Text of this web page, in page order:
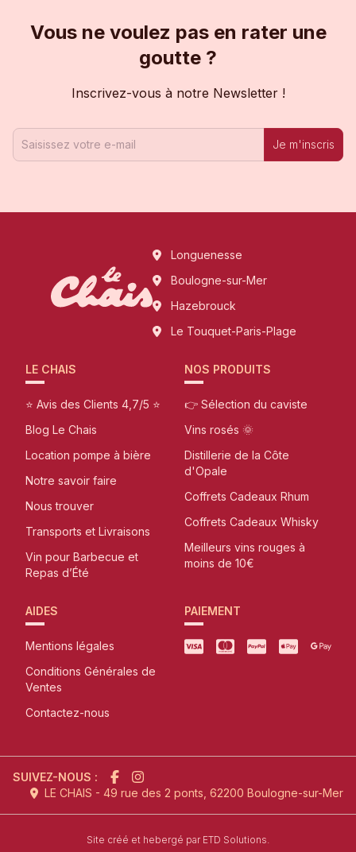
Vous ne voulez pas en rater une
goutte ?
Inscrivez-vous à notre Newsletter !
Je m'inscris
Longuenesse
Boulogne-sur-Mer
Hazebrouck
Le Touquet-Paris-Plage
LE CHAIS
⭐ Avis des Clients 4,7/5 ⭐
Blog Le Chais
Location pompe à bière
Notre savoir faire
Nous trouver
Transports et Livraisons
Vin pour Barbecue et
Repas d’Été
NOS PRODUITS
👉 Sélection du caviste
Vins rosés 🌞
Distillerie de la Côte
d'Opale
Coffrets Cadeaux Rhum
Coffrets Cadeaux Whisky
Meilleurs vins rouges à
moins de 10€
AIDES
Mentions légales
Conditions Générales de
Ventes
Contactez-nous
PAIEMENT
SUIVEZ-NOUS :
LE CHAIS - 49 rue des 2 ponts, 62200 Boulogne-sur-Mer
Site créé et hebergé parl'agence de création de site
ETD Solutions.